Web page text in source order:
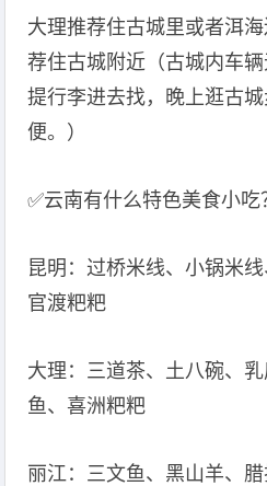
大理推荐住古城里或者洱
荐住古城附近（古城内车
提行李进去找，晚上逛古
便。）
️✅云南有什么特色美食小吃
昆明：过桥米线、小锅米
官渡粑粑
大理：三道茶、土八碗、
鱼、喜洲粑粑
丽江：三文鱼、黑山羊、